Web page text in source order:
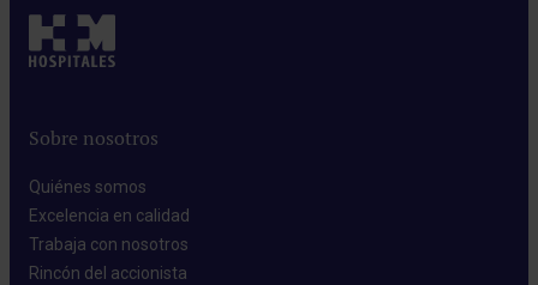
Sobre nosotros
Quiénes somos​
Excelencia en calidad​
Trabaja con nosotros​
Rincón del accionista​